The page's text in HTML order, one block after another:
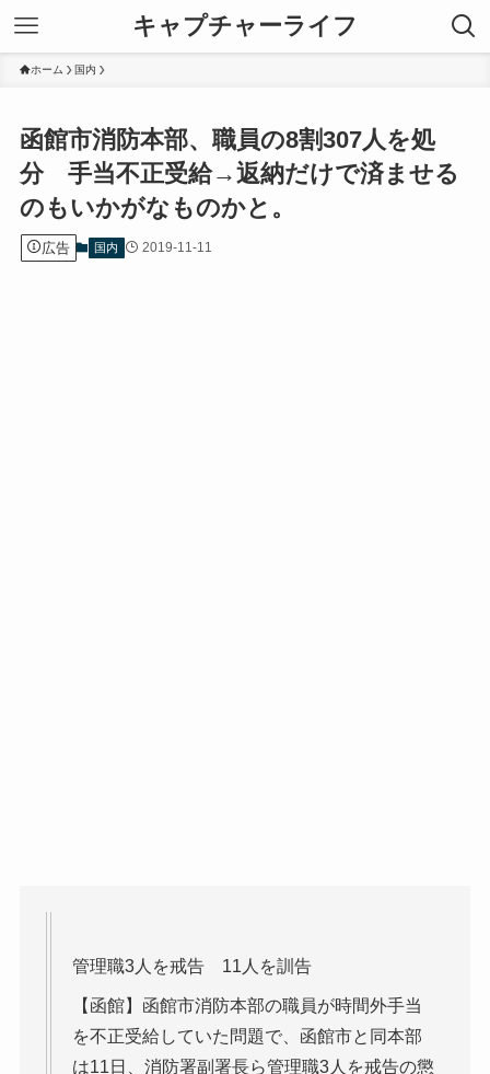
キャプチャーライフ
ホーム 国内
函館市消防本部、職員の8割307人を処
分 手当不正受給→返納だけで済ませる
のもいかがなものかと。
広告 国内 2019-11-11
管理職3人を戒告 11人を訓告
【函館】函館市消防本部の職員が時間外手当
を不正受給していた問題で、函館市と同本部
は11日、消防署副署長ら管理職3人を戒告の懲